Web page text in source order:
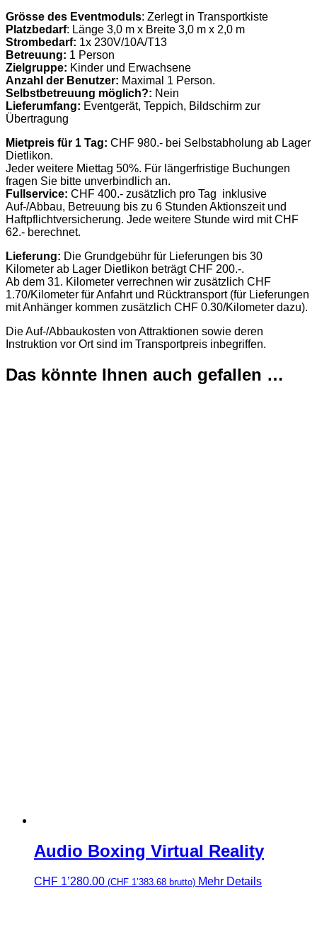
Grösse des Eventmoduls: Zerlegt in Transportkiste
Platzbedarf: Länge 3,0 m x Breite 3,0 m x 2,0 m
Strombedarf: 1x 230V/10A/T13
Betreuung: 1 Person
Zielgruppe: Kinder und Erwachsene
Anzahl der Benutzer: Maximal 1 Person.
Selbstbetreuung möglich?: Nein
Lieferumfang: Eventgerät, Teppich, Bildschirm zur
Übertragung
Mietpreis für 1 Tag: CHF 980.- bei Selbstabholung ab Lager
Dietlikon.
Jeder weitere Miettag 50%. Für längerfristige Buchungen
fragen Sie bitte unverbindlich an.
Fullservice: CHF 400.- zusätzlich pro Tag inklusive
Auf-/Abbau, Betreuung bis zu 6 Stunden Aktionszeit und
Haftpflichtversicherung. Jede weitere Stunde wird mit CHF
62.- berechnet.
Lieferung: Die Grundgebühr für Lieferungen bis 30
Kilometer ab Lager Dietlikon beträgt CHF 200.-.
Ab dem 31. Kilometer verrechnen wir zusätzlich CHF
1.70/Kilometer für Anfahrt und Rücktransport (für Lieferungen
mit Anhänger kommen zusätzlich CHF 0.30/Kilometer dazu).
Die Auf-/Abbaukosten von Attraktionen sowie deren
Instruktion vor Ort sind im Transportpreis inbegriffen.
Das könnte Ihnen auch gefallen …
Audio Boxing Virtual Reality
CHF 1’280.00 (CHF 1’383.68 brutto) Mehr Details